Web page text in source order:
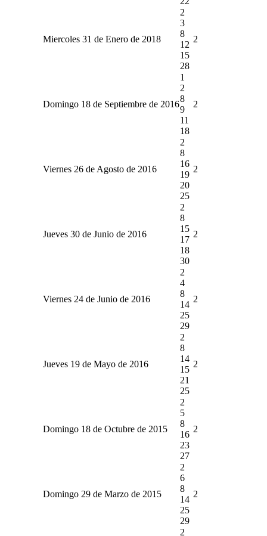
Miercoles 31 de Enero de 2018
2
3
8
12
15
28
2
Domingo 18 de Septiembre de 2016
1
2
8
9
11
18
2
Viernes 26 de Agosto de 2016
2
8
16
19
20
25
2
Jueves 30 de Junio de 2016
2
8
15
17
18
30
2
Viernes 24 de Junio de 2016
2
4
8
14
25
29
2
Jueves 19 de Mayo de 2016
2
8
14
15
21
25
2
Domingo 18 de Octubre de 2015
2
5
8
16
23
27
2
Domingo 29 de Marzo de 2015
2
6
8
14
25
29
2
2